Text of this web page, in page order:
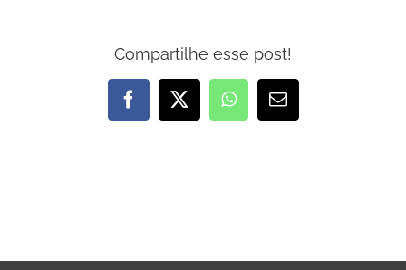
Compartilhe esse post!
Facebook
X WhatsApp
E-
mail